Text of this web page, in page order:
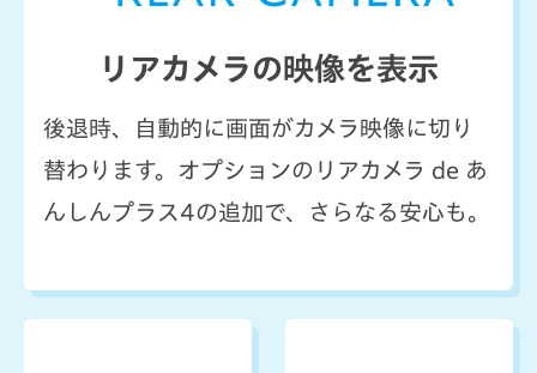
リアカメラの映像を表示
後退時、自動的に画面がカメラ映像に切り
替わります。オプションのリアカメラ de あ
んしんプラス4の追加で、さらなる安心も。